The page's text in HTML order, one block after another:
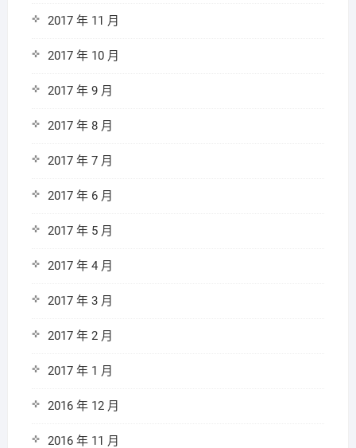
2017 年 11 月
2017 年 10 月
2017 年 9 月
2017 年 8 月
2017 年 7 月
2017 年 6 月
2017 年 5 月
2017 年 4 月
2017 年 3 月
2017 年 2 月
2017 年 1 月
2016 年 12 月
2016 年 11 月